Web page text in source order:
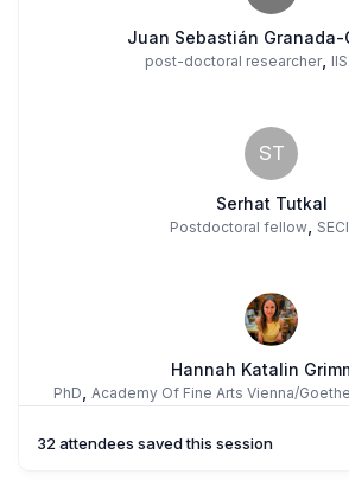
Juan Sebastián Granada-
post-doctoral researcher,
ST
Serhat Tutkal
Postdoctoral fellow,
Hannah Katalin
PhD, Academy Of Fine Arts Vienna/
32 attendees saved this session